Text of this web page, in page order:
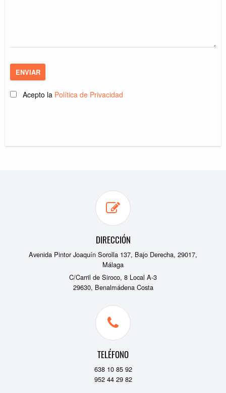
ENVIAR
Acepto la Política de Privacidad
DIRECCIÓN
Avenida Pintor Joaquín Sorolla 137, Bajo Derecha, 29017,
Málaga
C/Carril de Siroco, 8 Local A-3
29630, Benalmádena Costa
TELÉFONO
638 10 85 92
952 44 29 82